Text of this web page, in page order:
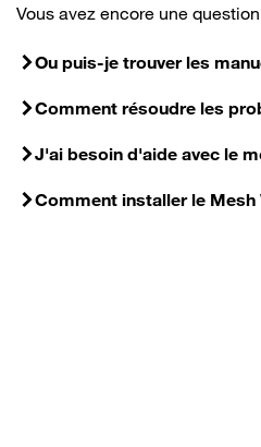
Vous avez encore une
Ou puis-je trouver les
Comment résoudre les
J'ai besoin d'aide avec le
Comment installer le Mesh